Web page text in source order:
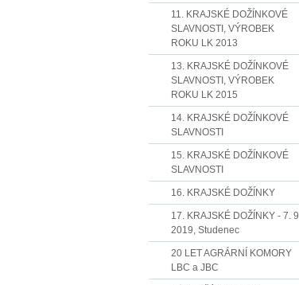
11. KRAJSKÉ DOŽÍNKOVÉ
SLAVNOSTI, VÝROBEK
ROKU LK 2013
13. KRAJSKÉ DOŽÍNKOVÉ
SLAVNOSTI, VÝROBEK
ROKU LK 2015
14. KRAJSKÉ DOŽÍNKOVÉ
SLAVNOSTI
15. KRAJSKÉ DOŽÍNKOVÉ
SLAVNOSTI
16. KRAJSKÉ DOŽÍNKY
17. KRAJSKÉ DOŽÍNKY - 7. 9.
2019, Studenec
20 LET AGRÁRNÍ KOMORY
LBC a JBC